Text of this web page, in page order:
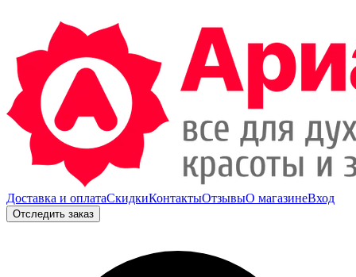
Доставка и оплатаСкидкиКонтактыОтзывыО магазинеВход
Отследить заказ